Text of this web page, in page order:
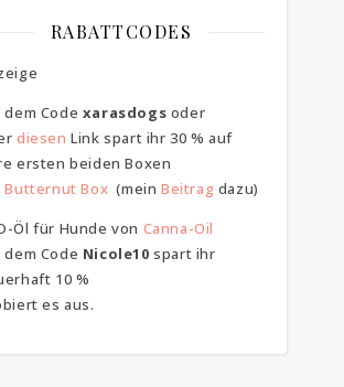
RABATTCODES
dem Code xarasdogs oder
diesen Link spart ihr 30 % auf
ersten beiden Boxen
Butternut Box (meinBeitrag dazu)
Öl für Hunde von Canna-Oil
dem Code Nicole10 spart ihr
10 %
es aus.